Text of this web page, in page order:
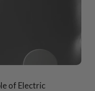
of Electric